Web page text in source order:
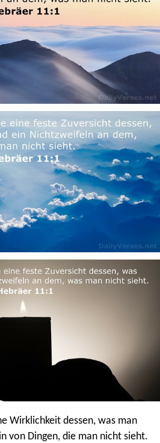
Wirklichkeit dessen, was man
von Dingen, die man nicht sieht.